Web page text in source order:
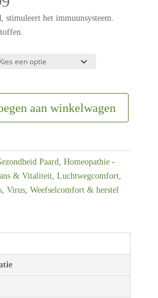
€20,99
tot
stimuleert het immuunsysteem.
aan winkelwagen
Paard
Homeopathie -
& Vitaliteit, Luchtwegcomfort,
, Virus, Weefselcomfort & herstel